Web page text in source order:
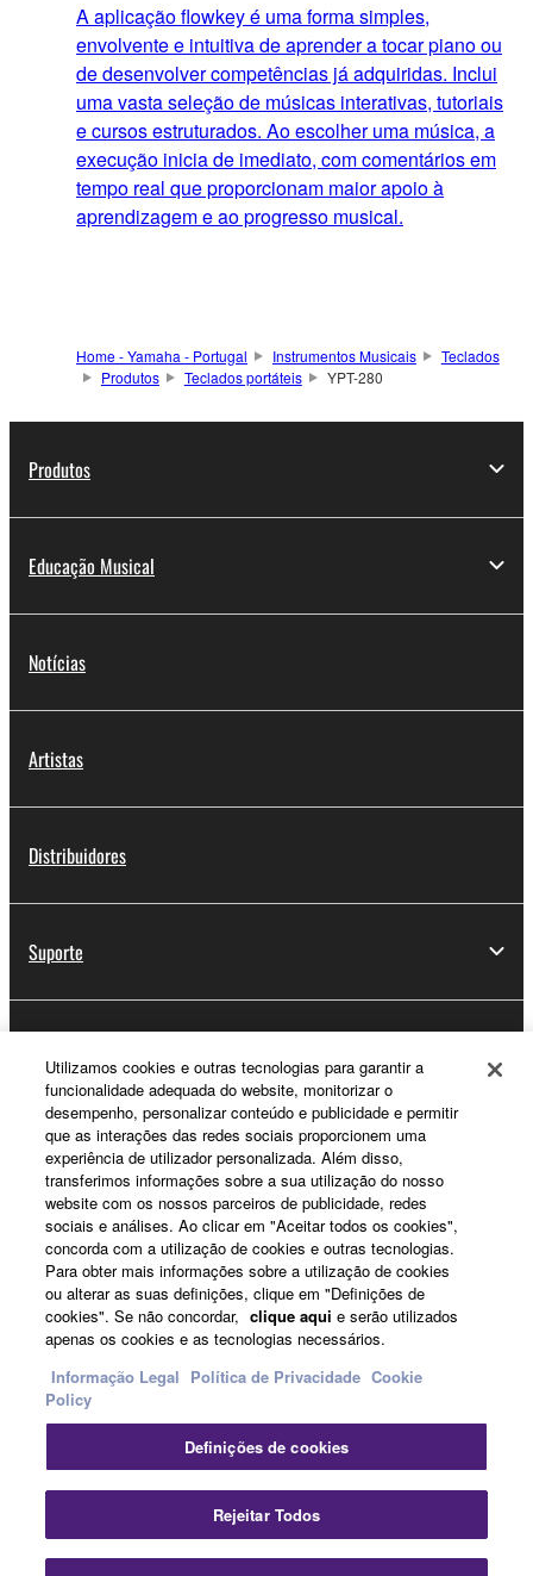
A aplicação flowkey é uma forma simples,
envolvente e intuitiva de aprender a tocar piano ou
de desenvolver competências já adquiridas. Inclui
uma vasta seleção de músicas interativas, tutoriais
e cursos estruturados. Ao escolher uma música, a
execução inicia de imediato, com comentários em
tempo real que proporcionam maior apoio à
aprendizagem e ao progresso musical.
Home - Yamaha - Portugal Instrumentos Musicais
Teclados
Produtos
Teclados portáteis YPT-280
Produtos
Educação Musical
Notícias
Artistas
Distribuidores
Suporte
Sobre a Yamaha
Portugal - Portuguese
Negócio
Termos e Condições
Política de cookiesInformação Legal
Utilizamos cookies e outras tecnologias para garantir a
funcionalidade adequada do website, monitorizar o
desempenho, personalizar conteúdo e publicidade e permitir
que as interações das redes sociais proporcionem uma
experiência de utilizador personalizada. Além disso,
transferimos informações sobre a sua utilização do nosso
website com os nossos parceiros de publicidade, redes
sociais e análises. Ao clicar em "Aceitar todos os cookies",
concorda com a utilização de cookies e outras tecnologias.
Para obter mais informações sobre a utilização de cookies
ou alterar as suas definições, clique em "Definições de
cookies". Se não concordar, clique aqui e serão utilizados
apenas os cookies e as tecnologias necessários.
Informação Legal Política de Privacidade Cookie
Policy
Definições de cookies
Rejeitar Todos